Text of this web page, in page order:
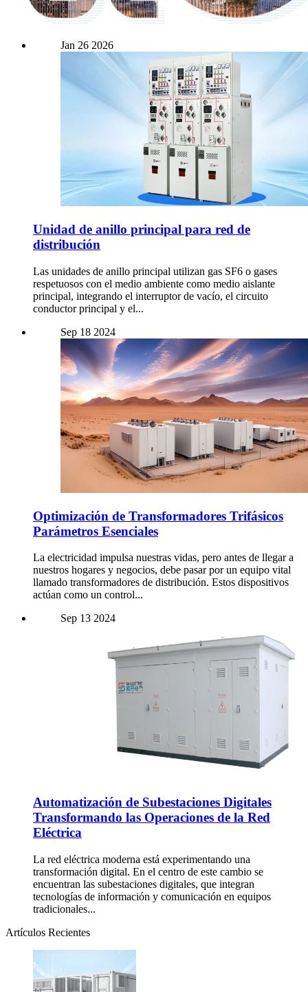
Jan 26 2026
Unidad de anillo principal para red de
distribución
Las unidades de anillo principal utilizan gas SF6 o gases
respetuosos con el medio ambiente como medio aislante
principal, integrando el interruptor de vacío, el circuito
conductor principal y el...
Sep 18 2024
Optimización de Transformadores Trifásicos
Parámetros Esenciales
La electricidad impulsa nuestras vidas, pero antes de llegar a
nuestros hogares y negocios, debe pasar por un equipo vital
llamado transformadores de distribución. Estos dispositivos
actúan como un control...
Sep 13 2024
Automatización de Subestaciones Digitales
Transformando las Operaciones de la Red
Eléctrica
La red eléctrica moderna está experimentando una
transformación digital. En el centro de este cambio se
encuentran las subestaciones digitales, que integran
tecnologías de información y comunicación en equipos
tradicionales...
Artículos Recientes